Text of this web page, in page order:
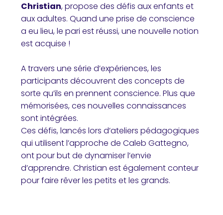
Christian, propose des défis aux enfants et
aux adultes. Quand une prise de conscience
a eu lieu, le pari est réussi, une nouvelle notion
est acquise !
A travers une série d’expériences, les
participants découvrent des concepts de
sorte qu’ils en prennent conscience. Plus que
mémorisées, ces nouvelles connaissances
sont intégrées.
Ces défis, lancés lors d’ateliers pédagogiques
qui utilisent l’approche de Caleb Gattegno,
ont pour but de dynamiser l’envie
d’apprendre. Christian est également conteur
pour faire rêver les petits et les grands.